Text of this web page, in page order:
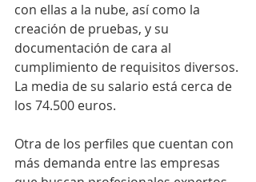
con ellas a la nube, así como la
creación de pruebas, y su
documentación de cara al
cumplimiento de requisitos diversos.
La media de su salario está cerca de
los 74.500 euros.
Otra de los perfiles que cuentan con
más demanda entre las empresas